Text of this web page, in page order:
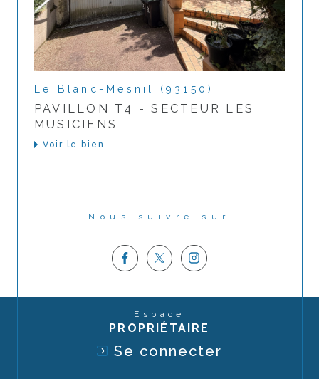
Le Blanc-Mesnil (93150)
PAVILLON T4 - SECTEUR LES
MUSICIENS
Voir le bien
Nous suivre sur
Espace
PROPRIÉTAIRE
Se connecter